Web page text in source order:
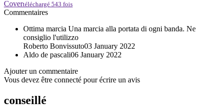
Covertéléchargé 543 fois
Commentaires
Ottima marcia Una marcia alla portata di ogni banda. Ne
consiglio l'utilizzo
Roberto Bonvissuto03 January 2022
Aldo de pascali06 January 2022
Ajouter un commentaire
Vous devez être connecté pour écrire un avis
conseillé